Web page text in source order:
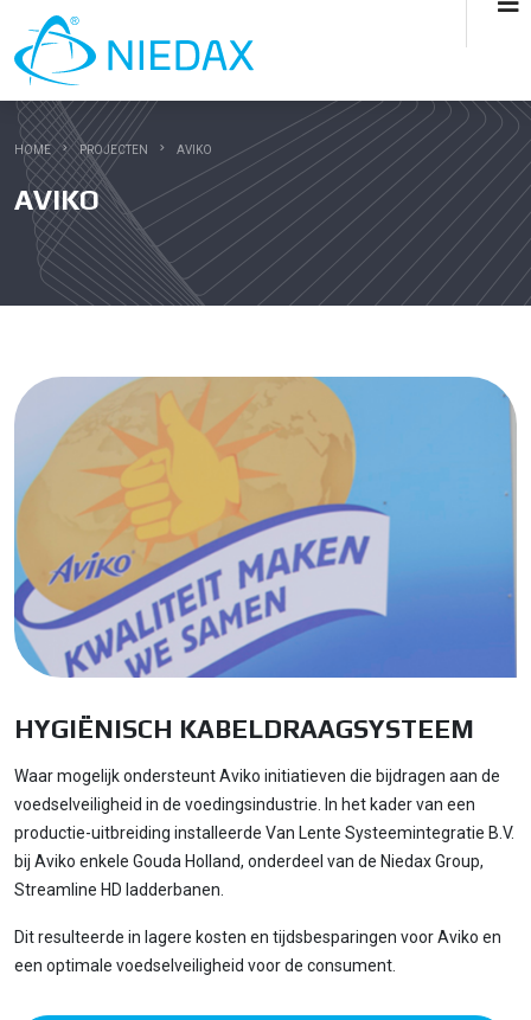
HOME PROJECTEN AVIKO
AVIKO
HYGIËNISCH KABELDRAAGSYSTEEM
Waar mogelijk ondersteunt Aviko initiatieven die bijdragen aan de
voedselveiligheid in de voedingsindustrie. In het kader van een
productie-uitbreiding installeerde Van Lente Systeemintegratie B.V.
bij Aviko enkele Gouda Holland, onderdeel van de Niedax Group,
Streamline HD ladderbanen.
Dit resulteerde in lagere kosten en tijdsbesparingen voor Aviko en
een optimale voedselveiligheid voor de consument.